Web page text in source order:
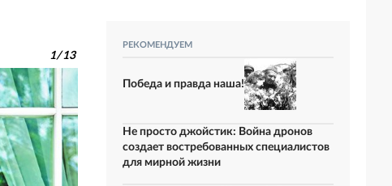
1/13
РЕКОМЕНДУЕМ
Победа и правда наша!
Не просто джойстик: Война дронов
создает востребованных специалистов
для мирной жизни